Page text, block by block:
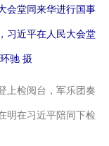
堂同来华进行国事
习近平在人民大会堂
驰摄
检阅台，军乐团奏
明在习近平陪同下检